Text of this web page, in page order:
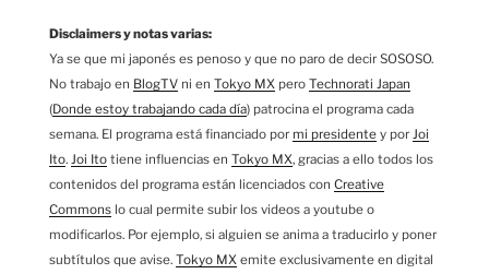
Disclaimers y notas varias:
Ya se que mi japonés es penoso y que no paro de decir SOSOSO.
No trabajo en BlogTV ni en Tokyo MX pero Technorati Japan
(Donde estoy trabajando cada día) patrocina el programa cada
semana. El programa está financiado por mi presidente y porJoi
Ito. Joi Ito tiene influencias en Tokyo MX, gracias a ello todos los
contenidos del programa están licenciados con Creative
Commons lo cual permite subir los videos a youtube o
modificarlos. Por ejemplo, si alguien se anima a traducirlo y poner
subtítulos que avise. Tokyo MX emite exclusivamente en digital